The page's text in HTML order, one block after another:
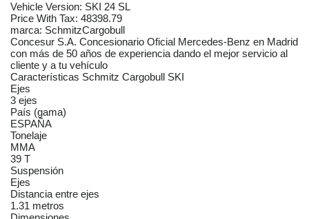
Vehicle Version: SKI 24 SL
Price With Tax: 48398.79
marca: SchmitzCargobull
Concesur S.A. Concesionario Oficial Mercedes-Benz en Madrid
con más de 50 años de experiencia dando el mejor servicio al
cliente y a tu vehículo
Características Schmitz Cargobull SKI
Ejes
3 ejes
País (gama)
ESPAÑA
Tonelaje
MMA
39 T
Suspensión
Ejes
Distancia entre ejes
1.31 metros